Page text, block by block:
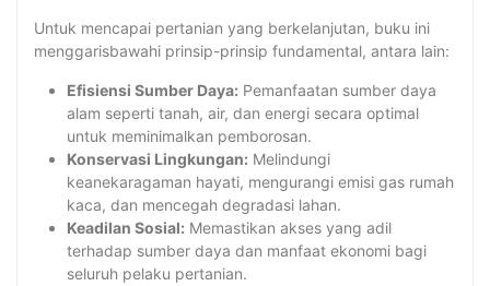
Untuk mencapai pertanian yang berkelanjutan, buku ini
menggarisbawahi prinsip-prinsip fundamental, antara lain:
Efisiensi Sumber Daya: Pemanfaatan sumber daya
alam seperti tanah, air, dan energi secara optimal
untuk meminimalkan pemborosan.
Konservasi Lingkungan: Melindungi
keanekaragaman hayati, mengurangi emisi gas rumah
kaca, dan mencegah degradasi lahan.
Keadilan Sosial: Memastikan akses yang adil
terhadap sumber daya dan manfaat ekonomi bagi
seluruh pelaku pertanian.